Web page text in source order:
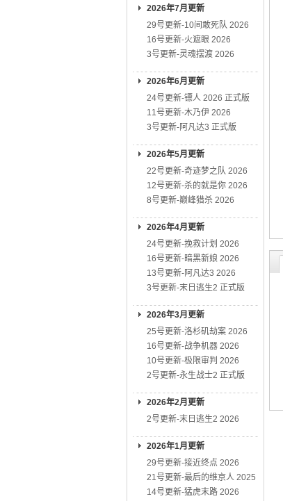
2026年7月更新
29号更新-10间敢死队 2026
16号更新-火遮眼 2026
3号更新-灵魂摆渡 2026
2026年6月更新
24号更新-镖人 2026 正式版
11号更新-木乃伊 2026
3号更新-阿凡达3 正式版
2026年5月更新
22号更新-奇迹梦之队 2026
12号更新-杀的就是你 2026
8号更新-巅峰猎杀 2026
2026年4月更新
24号更新-挽救计划 2026
16号更新-暗黑新娘 2026
13号更新-阿凡达3 2026
3号更新-末日逃生2 正式版
2026年3月更新
25号更新-洛杉矶劫案 2026
16号更新-战争机器 2026
10号更新-极限审判 2026
2号更新-永生战士2 正式版
2026年2月更新
2号更新-末日逃生2 2026
2026年1月更新
29号更新-接近终点 2026
21号更新-最后的维京人 2025
14号更新-猛虎末路 2026